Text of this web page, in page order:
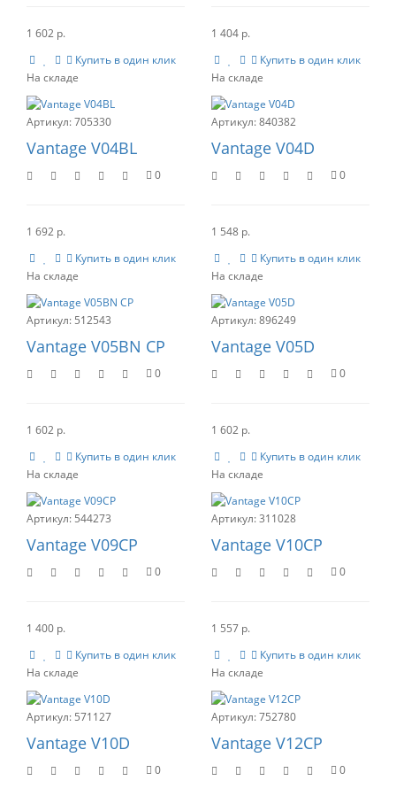
1 602 р.
Купить в один клик
1 404 р.
Купить в один клик
705330
Vantage V04BL
0
1 692 р.
Купить в один клик
840382
Vantage V04D
0
1 548 р.
Купить в один клик
512543
Vantage V05BN CP
0
1 602 р.
Купить в один клик
896249
Vantage V05D
0
1 602 р.
Купить в один клик
544273
Vantage V09CP
0
1 400 р.
Купить в один клик
311028
Vantage V10CP
0
1 557 р.
Купить в один клик
571127
Vantage V10D
0
752780
Vantage V12CP
0